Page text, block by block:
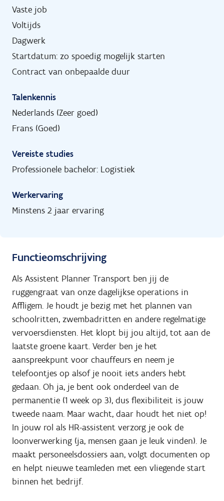
Vaste job
Voltijds
Dagwerk
Startdatum: zo spoedig mogelijk starten
Contract van onbepaalde duur
Talenkennis
Nederlands (Zeer goed)
Frans (Goed)
Vereiste studies
Professionele bachelor: Logistiek
Werkervaring
Minstens 2 jaar ervaring
Functieomschrijving
Als Assistent Planner Transport ben jij de
ruggengraat van onze dagelijkse operations in
Affligem. Je houdt je bezig met het plannen van
schoolritten, zwembadritten en andere regelmatige
vervoersdiensten. Het klopt bij jou altijd, tot aan de
laatste groene kaart. Verder ben je het
aanspreekpunt voor chauffeurs en neem je
telefoontjes op alsof je nooit iets anders hebt
gedaan. Oh ja, je bent ook onderdeel van de
permanentie (1 week op 3), dus flexibiliteit is jouw
tweede naam. Maar wacht, daar houdt het niet op!
In jouw rol als HR-assistent verzorg je ook de
loonverwerking (ja, mensen gaan je leuk vinden). Je
maakt personeelsdossiers aan, volgt documenten op
en helpt nieuwe teamleden met een vliegende start
binnen het bedrijf.